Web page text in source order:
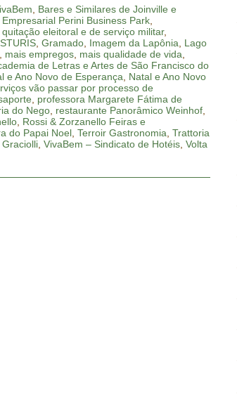
, Bares e Similares de Joinville e
Perini Business Park,
eleitoral e de serviço militar,
,Gramado, Imagem da Lapônia, Lago
, mais empregos, mais qualidade de vida,
de Letras e Artes de São Francisco do
e Ano Novo de Esperança, Natal e Ano Novo
vão passar por processo de
, professora Margarete Fátima de
do Nego, restaurante Panorâmico Weinhof,
, Rossi & Zorzanello Feiras e
do Papai Noel,Terroir Gastronomia,Trattoria
,VivaBem – Sindicato de Hotéis,Volta